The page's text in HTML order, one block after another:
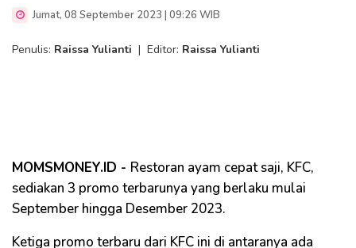
Jumat, 08 September 2023 | 09:26 WIB
Penulis: Raissa Yulianti | Editor: Raissa Yulianti
MOMSMONEY.ID - Restoran ayam cepat saji, KFC,
sediakan 3 promo terbarunya yang berlaku mulai
September hingga Desember 2023.
Ketiga promo terbaru dari KFC ini di antaranya ada